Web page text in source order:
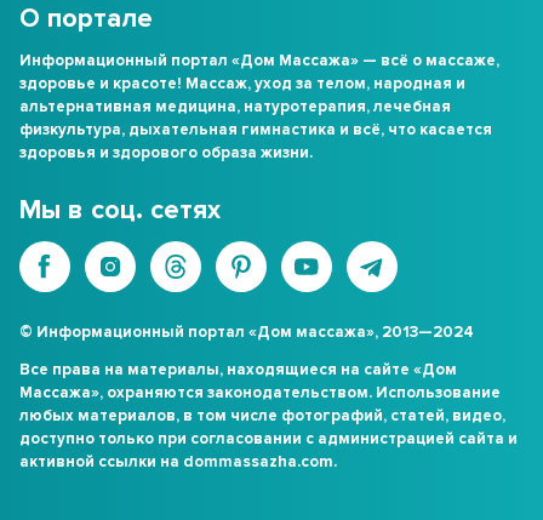
О портале
Информационный портал «Дом Массажа» — всё о массаже,
здоровье и красоте! Массаж, уход за телом, народная и
альтернативная медицина, натуротерапия, лечебная
физкультура, дыхательная гимнастика и всё, что касается
здоровья и здорового образа жизни.
Мы в соц. сетях
© Информационный портал «Дом массажа», 2013—2024
Все права на материалы, находящиеся на сайте «Дом
Массажа», охраняются законодательством. Использование
любых материалов, в том числе фотографий, статей, видео,
доступно только при согласовании с администрацией сайта и
активной ссылки на dommassazha.com.